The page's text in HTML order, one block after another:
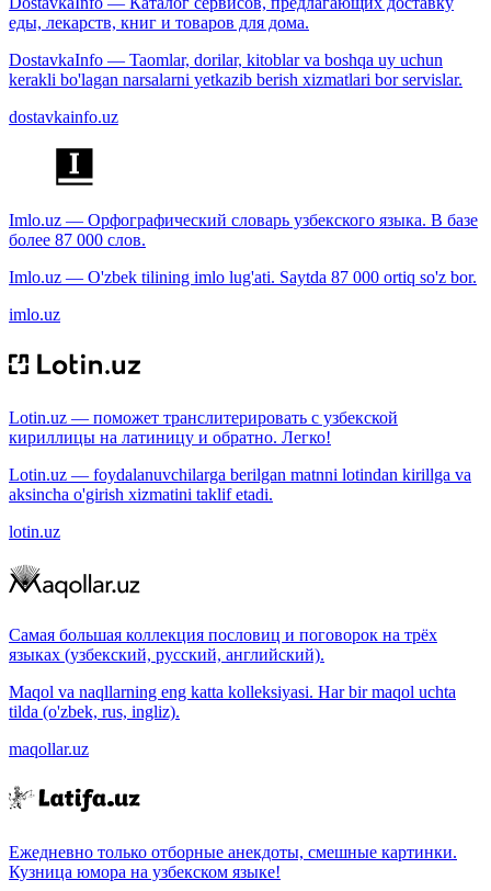
еды, лекарств, книг и товаров для дома.
DostavkaInfo — Taomlar, dorilar, kitoblar va boshqa uy uchun
kerakli bo'lagan narsalarni yetkazib berish xizmatlari bor servislar.
dostavkainfo.uz
Imlo.uz — Орфографический словарь узбекского языка. В базе
более 87 000 слов.
Imlo.uz — O'zbek tilining imlo lug'ati. Saytda 87 000 ortiq so'z bor.
imlo.uz
Lotin.uz — поможет транслитерировать с узбекской
кириллицы на латиницу и обратно. Легко!
Lotin.uz — foydalanuvchilarga berilgan matnni lotindan kirillga va
aksincha o'girish xizmatini taklif etadi.
lotin.uz
Самая большая коллекция пословиц и поговорок на трёх
языках (узбекский, русский, английский).
Maqol va naqllarning eng katta kolleksiyasi. Har bir maqol uchta
tilda (o'zbek, rus, ingliz).
maqollar.uz
Ежедневно только отборные анекдоты, смешные картинки.
Кузница юмора на узбекском языке!